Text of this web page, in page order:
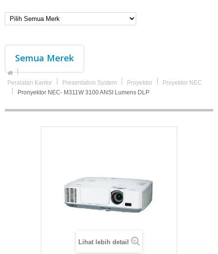
Semua Merek
Peralatan Kantor Presentation System Proyektor
Proyektor NEC
Pronyektor NEC- M311W 3100 ANSI Lumens DLP
Lihat lebih detail